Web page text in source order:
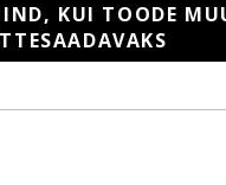
KUI TOODE